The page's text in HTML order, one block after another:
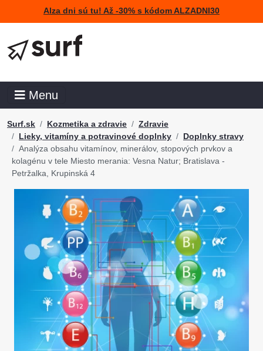
Alza dni sú tu! Až -30% s kódom ALZADNI30
Menu
Surf.sk Kozmetika a zdravie
Zdravie
Lieky, vitamíny a potravinové doplnky
Doplnky stravy
Analýza obsahu vitamínov, minerálov, stopových prvkov a
kolagénu v tele Miesto merania: Vesna Natur; Bratislava -
Petržalka, Krupinská 4